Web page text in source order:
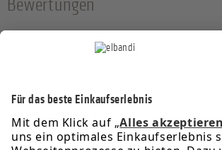
Service-Hotline
Informationen